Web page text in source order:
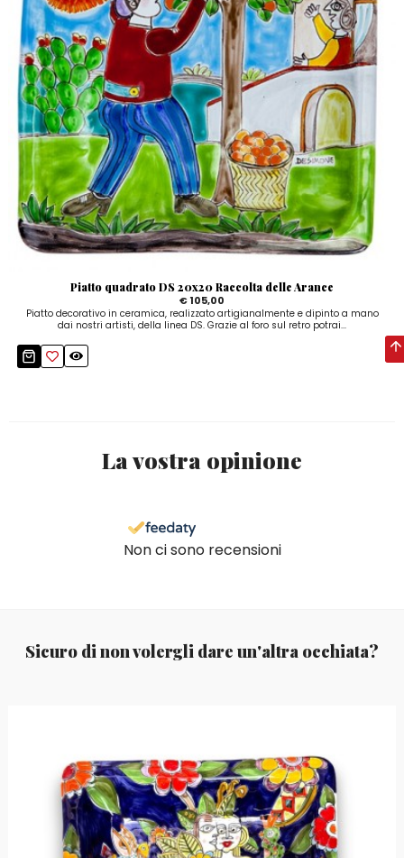
Piatto quadrato DS 20x20 Raccolta delle Arance
€ 105,00
Piatto decorativo in ceramica, realizzato artigianalmente e dipinto a mano
dai nostri artisti, della linea DS. Grazie al foro sul retro potrai...
La vostra opinione
Non ci sono recensioni
Sicuro di non volergli dare un'altra occhiata?